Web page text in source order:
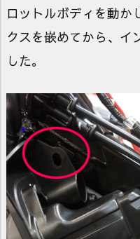
ロットルボディを動か
クスを嵌めてから、イ
した。